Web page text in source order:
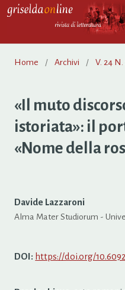
Home / Archivi / V. 24 N.
«Il muto
istoriata»: il
«Nome della
Davide Lazzaroni
Alma Mater Studiorum -
DOI: https://doi.org/